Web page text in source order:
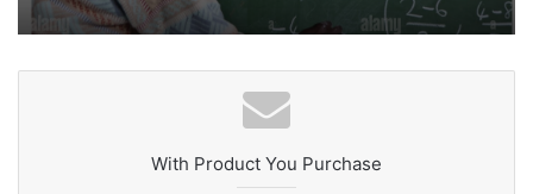
With Product You Purchase